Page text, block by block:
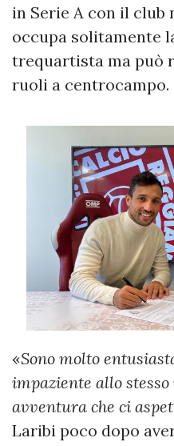
in Serie A con il club
occupa solitamente
trequartista ma può
ruoli a centrocampo.
«Sono molto
impaziente allo
avventura che ci
Laribi poco dopo